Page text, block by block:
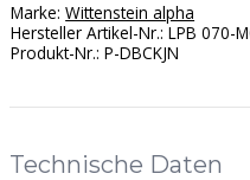
Marke:Wittenstein alpha
Hersteller Artikel-Nr.:LPB 070-
Produkt-Nr.:P-DBCKJN
Technische Daten